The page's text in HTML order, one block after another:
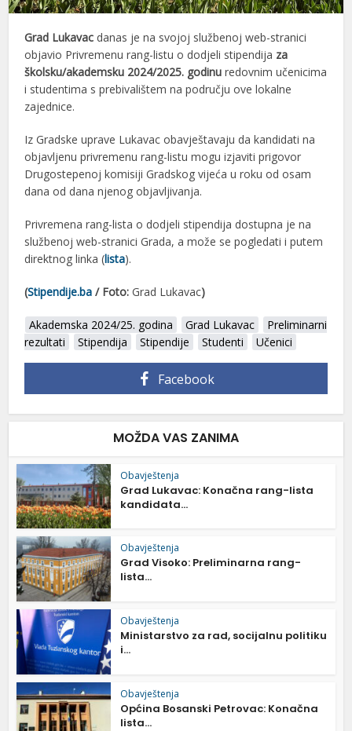
Grad Lukavac danas je na svojoj službenoj web-stranici
objavio Privremenu rang-listu o dodjeli stipendija za
školsku/akademsku 2024/2025. godinu redovnim učenicima
i studentima s prebivalištem na području ove lokalne
zajednice.
Iz Gradske uprave Lukavac obavještavaju da kandidati na
objavljenu privremenu rang-listu mogu izjaviti prigovor
Drugostepenoj komisiji Gradskog vijeća u roku od osam
dana od dana njenog objavljivanja.
Privremena rang-lista o dodjeli stipendija dostupna je na
službenoj web-stranici Grada, a može se pogledati i putem
direktnog linka (lista).
(Stipendije.ba / Foto:Grad Lukavac)
Akademska 2024/25. godina Grad Lukavac
Preliminarni
rezultati
Stipendija Stipendije Studenti Učenici
Facebook
MOŽDA VAS ZANIMA
Obavještenja
Grad Lukavac: Konačna rang-lista
kandidata...
Obavještenja
Grad Visoko: Preliminarna rang-
lista...
Obavještenja
Ministarstvo za rad, socijalnu politiku
i...
Obavještenja
Općina Bosanski Petrovac: Konačna
lista...